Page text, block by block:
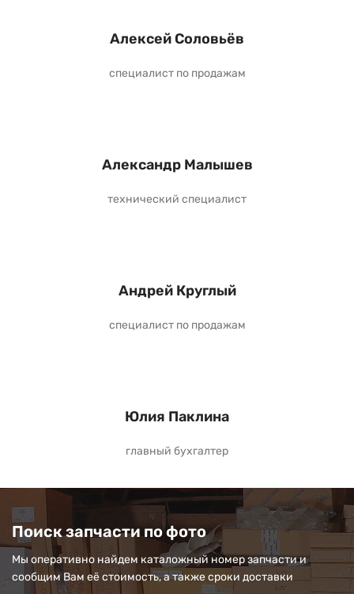
Алексей Соловьёв
специалист по продажам
Александр Малышев
технический специалист
Андрей Круглый
специалист по продажам
Юлия Паклина
главный бухгалтер
Поиск запчасти по фото
Мы оперативно найдем каталожный номер запчасти и
сообщим Вам её стоимость, а также сроки доставки